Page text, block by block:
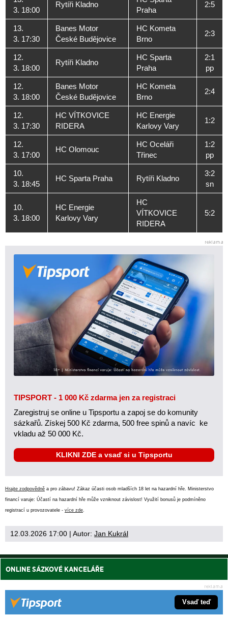
3. 18:00
Rytíři Kladno
Praha
2:5
13.
3. 17:30
Banes Motor
České Budějovice
HC Kometa
Brno
2:3
12.
3. 18:00
Rytíři Kladno
HC Sparta
Praha
2:1
pp
12.
3. 18:00
Banes Motor
České Budějovice
HC Kometa
Brno
2:4
12.
3. 17:30
HC VÍTKOVICE
RIDERA
HC Energie
Karlovy Vary
1:2
12.
3. 17:00
HC Olomouc
HC Oceláři
Třinec
1:2
pp
10.
3. 18:45
HC Sparta Praha Rytíři Kladno
3:2
sn
10.
3. 18:00
HC Energie
Karlovy Vary
HC
VÍTKOVICE
RIDERA
5:2
TIPSPORT - 1 000 Kč zdarma jen za registraci
Zaregistruj se online u Tipsportu a zapoj se do komunity
sázkařů. Získej 500 Kč zdarma, 500 free spinů a navíc ke
vkladu až 50 000 Kč.
KLIKNI ZDE a vsaď si u Tipsportu
Hrajte zodpovědně a pro zábavu! Zákaz účasti osob mladších 18 let na hazardní hře. Ministerstvo
financí varuje: Účastí na hazardní hře může vzniknout závislost! Využití bonusů je podmíněno
registrací u provozovatele - více zde
12.03.2026 17:00 | Autor: Jan Kukrál
ONLINE SÁZKOVÉ KANCELÁŘE
Vsaď teď